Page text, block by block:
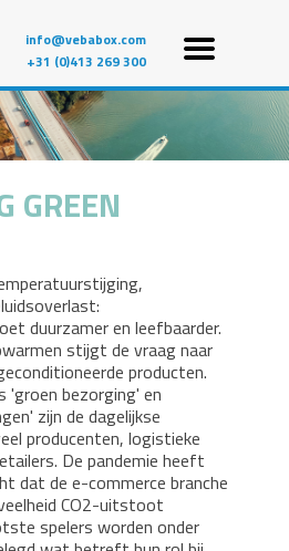
info@vebabox.com
+31 (0)413 269 300
GREEN
duurzamer en leefbaarder.
stijgt de vraag naar
producten.
'groen bezorging' en
zijn de dagelijkse
producenten, logistieke
De pandemie heeft
dat de e-commerce branche
CO2-uitstoot
spelers worden onder